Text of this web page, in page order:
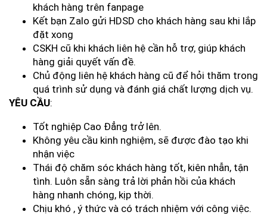
khách hàng trên fanpage
Kết bạn Zalo gửi HDSD cho khách hàng sau khi lắp
đặt xong
CSKH cũ khi khách liên hệ cần hỗ trợ, giúp khách
hàng giải quyết vấn đề.
Chủ động liên hệ khách hàng cũ để hỏi thăm trong
quá trình sử dụng và đánh giá chất lượng dịch vụ.
YÊU CẦU:
Tốt nghiệp Cao Đẳng trở lên.
Không yêu cầu kinh nghiệm, sẽ được đào tạo khi
nhận việc
Thái độ chăm sóc khách hàng tốt, kiên nhẫn, tận
tình. Luôn sẵn sàng trả lời phản hồi của khách
hàng nhanh chóng, kịp thời.
Chịu khó , ý thức và có trách nhiệm với công việc.